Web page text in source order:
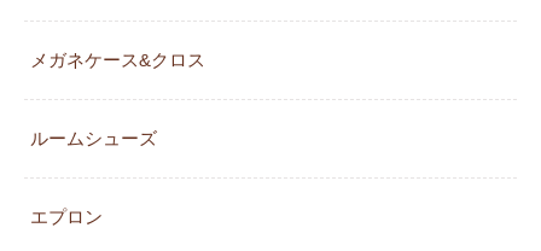
メガネケース&クロス
ルームシューズ
エプロン